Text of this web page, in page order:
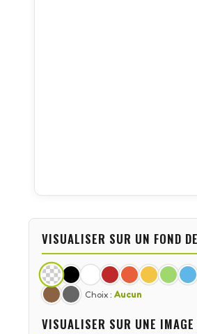
VISUALISER SUR UN FOND
Choix : Aucun
VISUALISER SUR UNE IMAGE